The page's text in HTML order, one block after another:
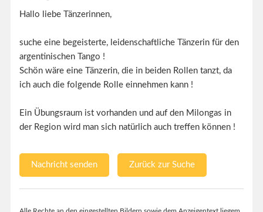
Hallo liebe Tänzerinnen,
suche eine begeisterte, leidenschaftliche Tänzerin für den
argentinischen Tango !
Schön wäre eine Tänzerin, die in beiden Rollen tanzt, da
ich auch die folgende Rolle einnehmen kann !
Ein Übungsraum ist vorhanden und auf den Milongas in
der Region wird man sich natürlich auch treffen können !
Nachricht senden Zurück zur Suche